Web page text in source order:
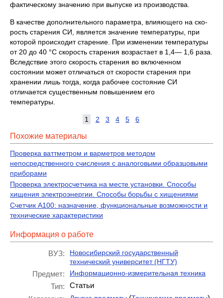
фактическому значению при выпуске из про­изводства.
В качестве дополнительного параметра, влияющего на ско­
рость старения СИ, является значение тем­пературы, при
которой происходит старение. При изменении температуры
от 20 до 40 °С скорость старения возрастает в 1,4— 1,6 раза.
Вследствие этого скорость старения во включенном
состоянии может отличаться от скорости старения при
хранении лишь тогда, когда рабочее состояние СИ
отличается существен­ным повышением его
температуры.
1 2 3 4 5 6
Похожие материалы
Проверка ваттметром и варметров методом
непосредственного счисления с аналоговыми образцовыми
приборами
Проверка электросчетчика на месте установки. Способы
хищения электроэнергии. Способы борьбы с хищениями
Счетчик A100: назначение, функциональные возможности и
технические характеристики
Информация о работе
ВУЗ:
Новосибирский государственный
технический университет (НГТУ)
Предмет: Информационно-измерительная техника
Тип:
Статьи